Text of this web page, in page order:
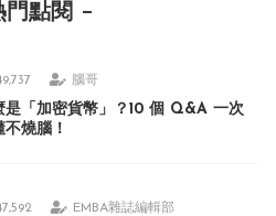
門點閱
腦哥
是「加密貨幣」？10 個 Q&A 一次
不燒腦！
EMBA雜誌編輯部